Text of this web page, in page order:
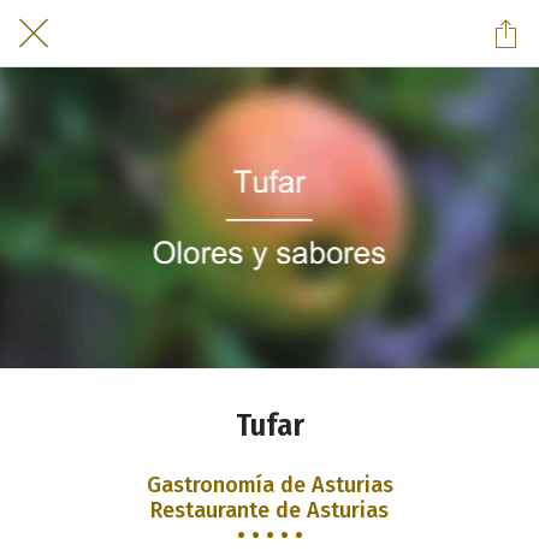
Tufar
Gastronomía de Asturias
Restaurante de Asturias
• • • • •